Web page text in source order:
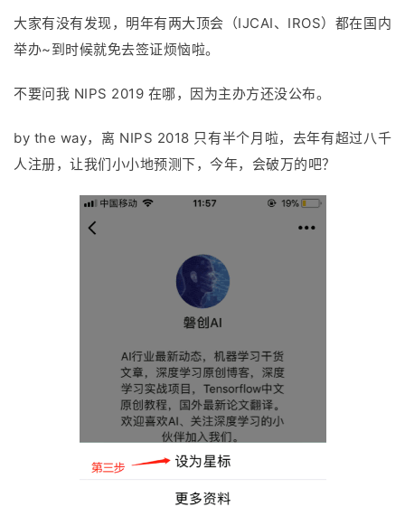
大家有没有发现，明年有两大顶会（IJCAI、IROS）都在国内
举办~到时候就免去签证烦恼啦。
不要问我 NIPS 2019 在哪，因为主办方还没公布。
by the way，离 NIPS 2018 只有半个月啦，去年有超过八千
人注册，让我们小小地预测下，今年，会破万的吧？